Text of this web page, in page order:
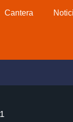
Cantera